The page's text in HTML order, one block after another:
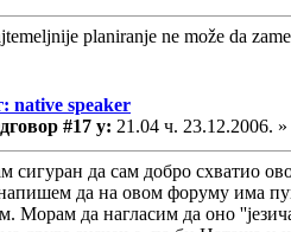
planiranje ne može da
native speaker
#17 у: 21.04 ч. 23.12.2006. »
сигуран да сам добро схватио
да на овом форуму има
Морам да нагласим да оно